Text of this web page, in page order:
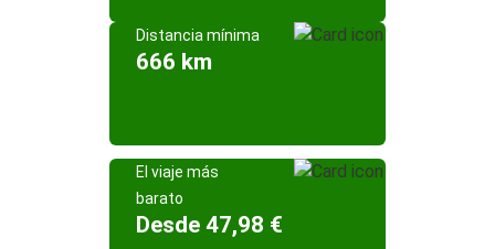
Distancia mínima
666 km
El viaje más
barato
Desde 47,98 €